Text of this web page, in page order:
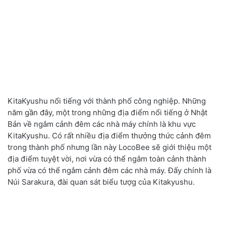
KitaKyushu nổi tiếng với thành phố công nghiệp. Những
năm gần đây, một trong những địa điểm nổi tiếng ở Nhật
Bản về ngắm cảnh đêm các nhà máy chính là khu vực
KitaKyushu. Có rất nhiều địa điểm thưởng thức cảnh đêm
trong thành phố nhưng lần này LocoBee sẽ giới thiệu một
địa điểm tuyệt vời, nơi vừa có thể ngắm toàn cảnh thành
phố vừa có thể ngắm cảnh đêm các nhà máy. Đấy chính là
Núi Sarakura, đài quan sát biểu tượg của Kitakyushu.